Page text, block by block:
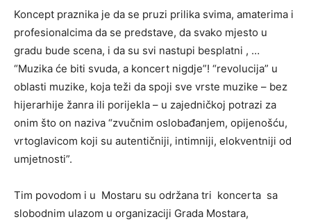
Koncept praznika je da se pruzi prilika svima, amaterima i
profesionalcima da se predstave, da svako mjesto u
gradu bude scena, i da su svi nastupi besplatni , …
“Muzika će biti svuda, a koncert nigdje”! “revolucija” u
oblasti muzike, koja teži da spoji sve vrste muzike – bez
hijerarhije žanra ili porijekla – u zajedničkoj potrazi za
onim što on naziva “zvučnim oslobađanjem, opijenošću,
vrtoglavicom koji su autentičniji, intimniji, elokventniji od
umjetnosti”.
Tim povodom i u Mostaru su održana tri koncerta sa
slobodnim ulazom u organizaciji Grada Mostara,